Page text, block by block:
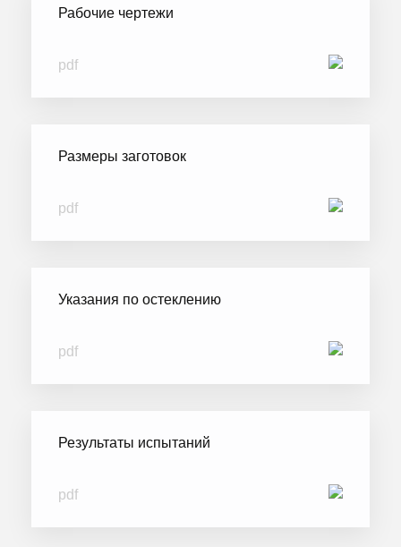
Рабочие чертежи
pdf
Размеры заготовок
pdf
Указания по остеклению
pdf
Результаты испытаний
pdf